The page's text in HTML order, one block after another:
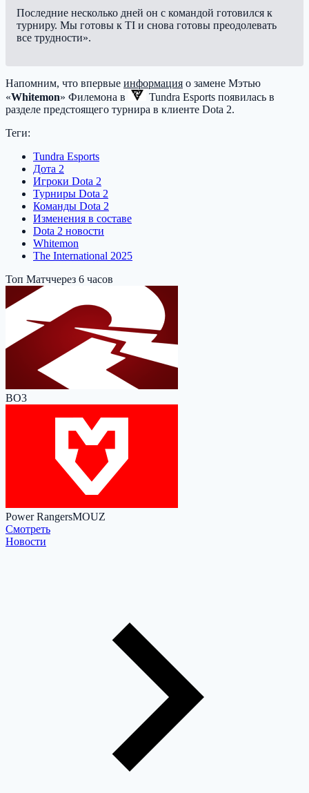
Последние несколько дней он с командой готовился к
турниру. Мы готовы к TI и снова готовы преодолевать
все трудности».
Напомним, что впервые информация о замене Мэтью
«Whitemon» Филемона в Tundra Esports появилась в
разделе предстоящего турнира в клиенте Dota 2.
Теги:
Tundra Esports
Дота 2
Игроки Dota 2
Турниры Dota 2
Команды Dota 2
Изменения в составе
Dota 2 новости
Whitemon
The International 2025
Топ Матччерез 6 часов
BO3
Power RangersMOUZ
Cмотреть
Новости